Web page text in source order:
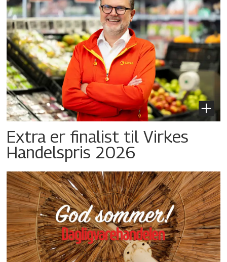
Extra er finalist til Virkes
Handelspris 2026